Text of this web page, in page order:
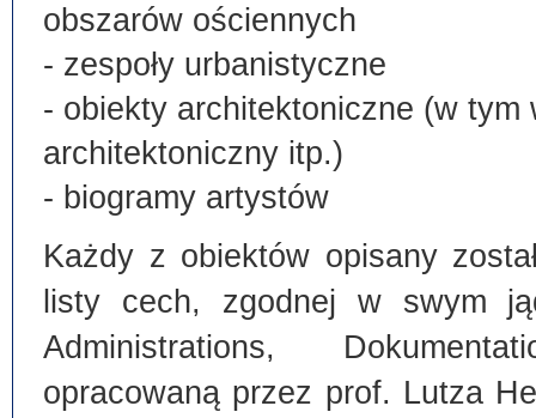
obszarów ościennych
- zespoły urbanistyczne
- obiekty architektoniczne (w
architektoniczny itp.)
- biogramy artystów
Każdy z obiektów opisany
listy cech, zgodnej w swym
Administrations,
opracowaną przez prof. Lutza